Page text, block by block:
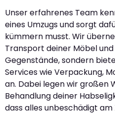
Unser erfahrenes Team
eines Umzugs und sorgt
kümmern musst. Wir
Transport deiner Möbel
Gegenstände, sondern
Services wie Verpackung,
an. Dabei legen wir großen
Behandlung deiner
dass alles unbeschädigt